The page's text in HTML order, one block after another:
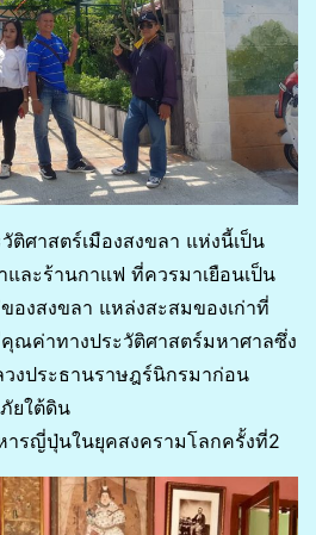
ติศาสตร์เมืองสงขลา แห่งนี้เป็น
ละร้านกาแฟ ที่ควรมาเยือนเป็น
องสงขลา แหล่งสะสมของเก่าที่
ณค่าทางประวัติศาสตร์มหาศาลซึ่ง
งประธานราษฎร์นิกรมาก่อน
ยใต้ดิน
ารญี่ปุ่นในยุคสงครามโลกครั้งที่2